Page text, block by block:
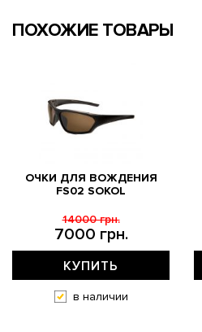
ПОХОЖИЕ ТОВАРЫ
ОЧКИ ДЛЯ ВОЖДЕНИЯ
FS02 SOKOL
7000 грн.
14000 грн.
КУПИТЬ
в наличии